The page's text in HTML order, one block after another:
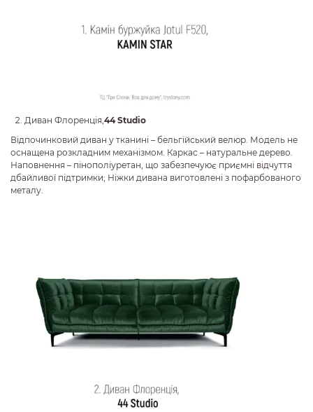
Диван Флоренція,44 Studio
Відпочинковий диван у тканині – бельгійський велюр. Модель не
оснащена розкладним механізмом. Каркас – натуральне дерево.
Наповнення – пінополіуретан, що забезпечуює приємні відчуття
дбайливої підтримки; Ніжки дивана виготовлені з пофарбованого
металу.